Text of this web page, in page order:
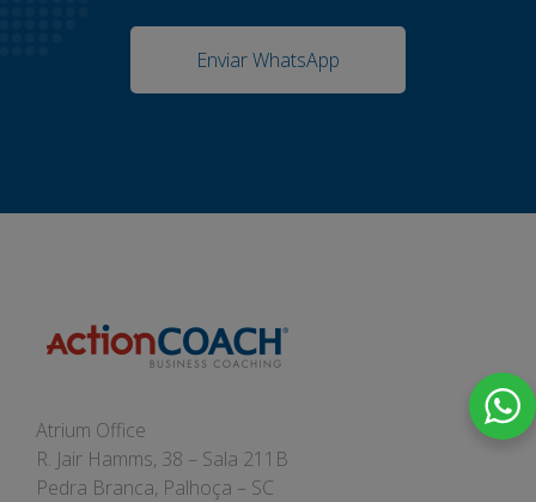
Enviar WhatsApp
Atrium Office
R. Jair Hamms, 38 – Sala 211B
Pedra Branca, Palhoça – SC